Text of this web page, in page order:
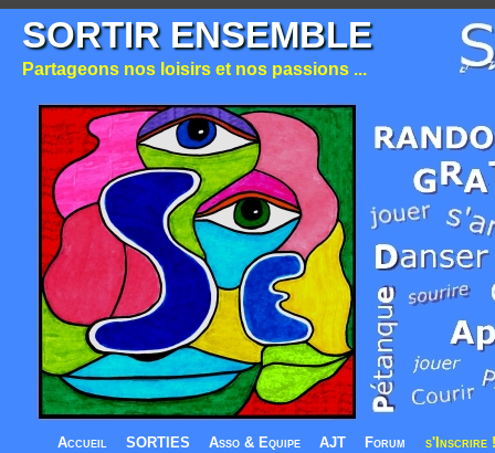
SORTIR ENSEMBLE
Partageons nos loisirs et nos passions ...
Accueil SORTIES Asso & Equipe AJT Forum s'Inscrire !